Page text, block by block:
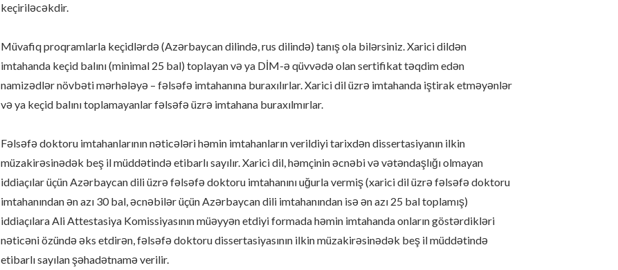
keçiriləcəkdir.
Müvafiq proqramlarla keçidlərdə (Azərbaycan dilində, rus dilində) tanış ola bilərsiniz. Xarici dildən
imtahanda keçid balını (minimal 25 bal) toplayan və ya DİM-ə qüvvədə olan sertifikat təqdim edən
namizədlər növbəti mərhələyə – fəlsəfə imtahanına buraxılırlar. Xarici dil üzrə imtahanda iştirak etməyənlər
və ya keçid balını toplamayanlar fəlsəfə üzrə imtahana buraxılmırlar.
Fəlsəfə doktoru imtahanlarının nəticələri həmin imtahanların verildiyi tarixdən dissertasiyanın ilkin
müzakirəsinədək beş il müddətində etibarlı sayılır. Xarici dil, həmçinin əcnəbi və vətəndaşlığı olmayan
iddiaçılar üçün Azərbaycan dili üzrə fəlsəfə doktoru imtahanını uğurla vermiş (xarici dil üzrə fəlsəfə doktoru
imtahanından ən azı 30 bal, əcnəbilər üçün Azərbaycan dili imtahanından isə ən azı 25 bal toplamış)
iddiaçılara Ali Attestasiya Komissiyasının müəyyən etdiyi formada həmin imtahanda onların göstərdikləri
nəticəni özündə əks etdirən, fəlsəfə doktoru dissertasiyasının ilkin müzakirəsinədək beş il müddətində
etibarlı sayılan şəhadətnamə verilir.